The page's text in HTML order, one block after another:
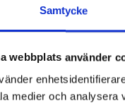
Samtycke
webbplats använder
medier och analysera